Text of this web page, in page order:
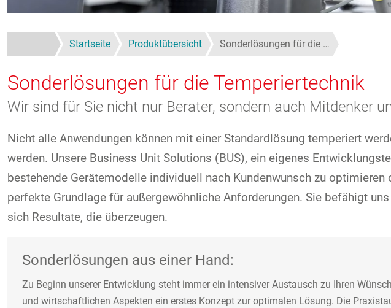
Startseite Produktübersicht Sonderlösungen für die …
Sonderlösungen für die Temperiertechnik
Wir sind für Sie nicht nur Berater, sondern auch Mitdenker
Nicht alle Anwendungen können mit einer Standardlösung temperiert
werden. Unsere Business Unit Solutions (BUS), ein eigenes
bestehende Gerätemodelle individuell nach Kundenwunsch zu
perfekte Grundlage für außergewöhnliche Anforderungen. Sie befähigt
sich Resultate, die überzeugen.
Sonderlösungen aus einer Hand:
Zu Beginn unserer Entwicklung steht immer ein intensiver Austausch zu Ihren
und wirtschaftlichen Aspekten ein erstes Konzept zur optimalen Lösung. Die